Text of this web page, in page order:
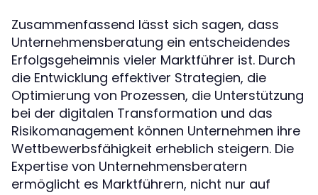
Zusammenfassend lässt sich sagen, dass
Unternehmensberatung ein entscheidendes
Erfolgsgeheimnis vieler Marktführer ist. Durch
die Entwicklung effektiver Strategien, die
Optimierung von Prozessen, die Unterstützung
bei der digitalen Transformation und das
Risikomanagement können Unternehmen ihre
Wettbewerbsfähigkeit erheblich steigern. Die
Expertise von Unternehmensberatern
ermöglicht es Marktführern, nicht nur auf